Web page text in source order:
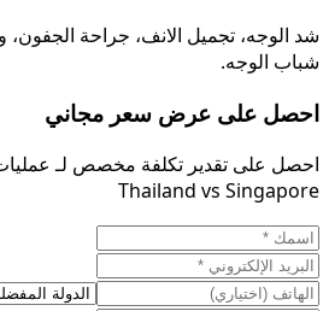
شد الوجه، تجميل الانف، جراحة الجفون،
شباب الوجه.
احصل على عرض سعر مجاني
احصل على تقدير تكلفة مخصص لـ
Thailand vs Singapore